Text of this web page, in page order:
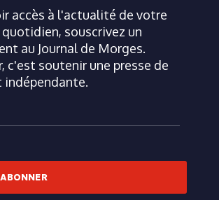
accès à l'actualité de votre
souscrivez un
au Journal de Morges.
c'est soutenir une presse de